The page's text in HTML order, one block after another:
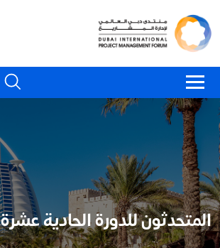
المتحدثون للدورة الحادية عشرة